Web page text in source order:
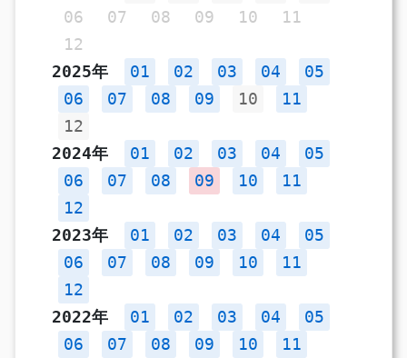
06 07 08 09 10
11
12
2025年
01 02 03 04
05
06
07 08 09 10
11
12
2024年
01 02 03 04
05
06
07 08 09 10
11
12
2023年
01 02 03 04
05
06
07 08 09 10
11
12
2022年
01 02 03 04
05
06
07 08 09 10
11